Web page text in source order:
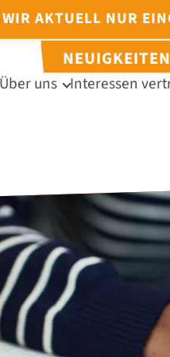
AKTUELL NUR
NEUIGKEITEN
Über uns Interessen